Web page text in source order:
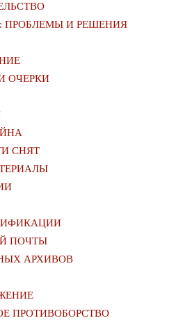
ПРОБЛЕМЫ И РЕШЕНИЯ
ОЧЕРКИ
СНЯТ
ПОЧТЫ
АРХИВОВ
ПРОТИВОБОРСТВО